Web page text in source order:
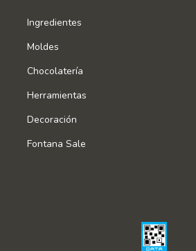
Ingredientes
Moldes
Chocolatería
Herramientas
Decoración
Fontana Sale